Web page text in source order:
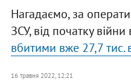
Нагадаємо, за
ЗСУ, від початку війни
вбитими вже 27,7 тис.
16 травня 2022, 12:21